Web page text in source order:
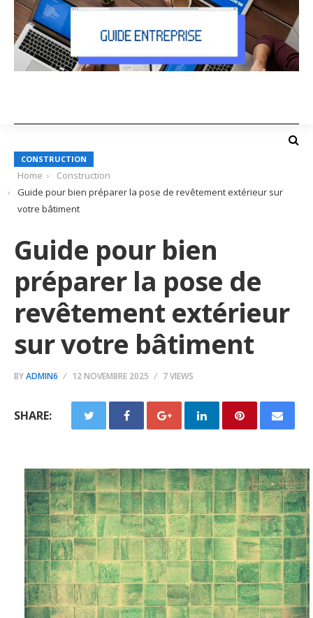
CONSTRUCTION
Home
Construction
Guide pour bien préparer la pose de revêtement extérieur sur
votre bâtiment
Guide pour bien
préparer la pose de
revêtement extérieur
sur votre bâtiment
BYADMIN6 12 NOVEMBRE 2025 7 VIEWS
SHARE: